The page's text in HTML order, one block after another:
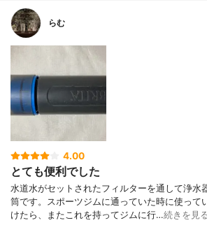
らむ
4.00
とても便利でした
水道水がセットされたフィルターを通して浄水
筒です。スポーツジムに通っていた時に使って
けたら、またこれを持ってジムに行…続きを見